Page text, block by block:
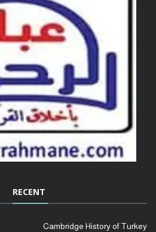
RECENT
Cambridge History of Turkey